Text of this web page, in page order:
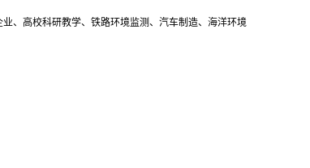
、高校科研教学、铁路环境监测、汽车制造、海洋环境